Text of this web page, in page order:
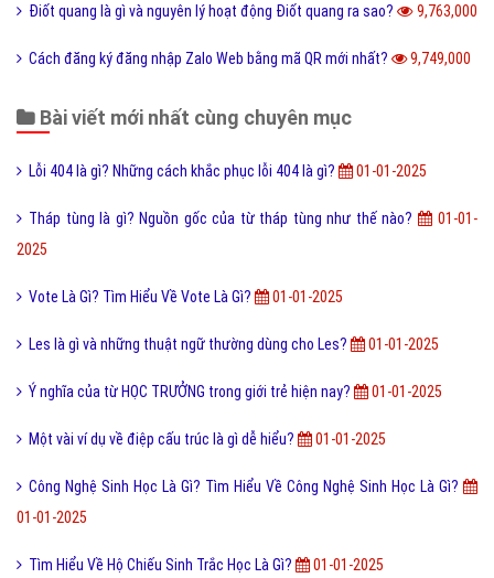
Điốt quang là gì và nguyên lý hoạt động Điốt quang ra sao? 9,763,000
Cách đăng ký đăng nhập Zalo Web bằng mã QR mới nhất? 9,749,000
Bài viết mới nhất cùng chuyên mục
Lỗi 404 là gì? Những cách khắc phục lỗi 404 là gì? 01-01-2025
Tháp tùng là gì? Nguồn gốc của từ tháp tùng như thế nào?
01-01-
2025
Vote Là Gì? Tìm Hiểu Về Vote Là Gì? 01-01-2025
Les là gì và những thuật ngữ thường dùng cho Les? 01-01-2025
Ý nghĩa của từ HỌC TRƯỞNG trong giới trẻ hiện nay? 01-01-2025
Một vài ví dụ về điệp cấu trúc là gì dễ hiểu? 01-01-2025
Công Nghệ Sinh Học Là Gì? Tìm Hiểu Về Công Nghệ Sinh Học Là Gì?
01-01-2025
Tìm Hiểu Về Hộ Chiếu Sinh Trắc Học Là Gì? 01-01-2025